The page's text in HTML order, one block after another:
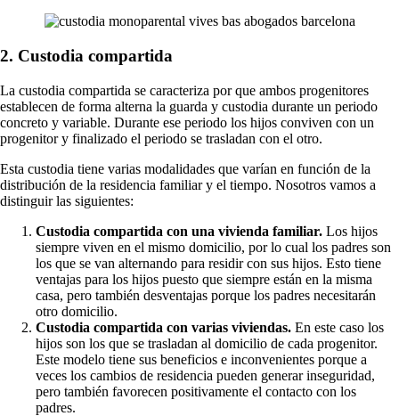
2. Custodia compartida
La custodia compartida se caracteriza por que ambos progenitores
establecen de forma alterna la guarda y custodia durante un periodo
concreto y variable. Durante ese periodo los hijos conviven con un
progenitor y finalizado el periodo se trasladan con el otro.
Esta custodia tiene varias modalidades que varían en función de la
distribución de la residencia familiar y el tiempo. Nosotros vamos a
distinguir las siguientes:
Custodia compartida con una vivienda familiar. Los hijos
siempre viven en el mismo domicilio, por lo cual los padres son
los que se van alternando para residir con sus hijos. Esto tiene
ventajas para los hijos puesto que siempre están en la misma
casa, pero también desventajas porque los padres necesitarán
otro domicilio.
Custodia compartida con varias viviendas. En este caso los
hijos son los que se trasladan al domicilio de cada progenitor.
Este modelo tiene sus beneficios e inconvenientes porque a
veces los cambios de residencia pueden generar inseguridad,
pero también favorecen positivamente el contacto con los
padres.